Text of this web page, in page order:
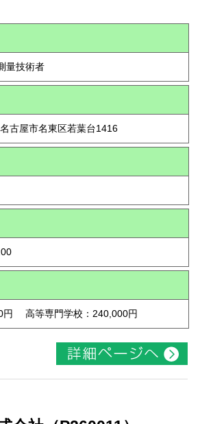
量技術者
古屋市名東区若葉台1416
円 高等専門学校：240,000円